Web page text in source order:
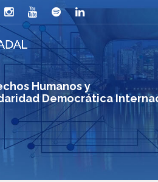
Humanos y
Democrática